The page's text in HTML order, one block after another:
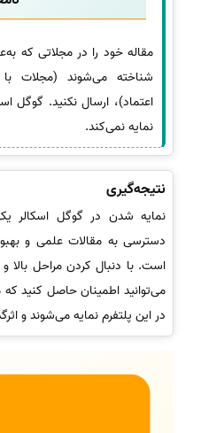
مقاله خود را در مجلاتی که
شناخته می‌شوند (مجلات با
اعتماد)، ارسال نکنید. گوگل
نمایه نمی‌کند.
نتیجه‌گیری
نمایه شدن در گوگل اسکالر
دسترسی به مقالات علمی و
است. با دنبال کردن مراحل بالا
می‌توانید اطمینان حاصل کنید
در این پلتفرم نمایه می‌شوند و